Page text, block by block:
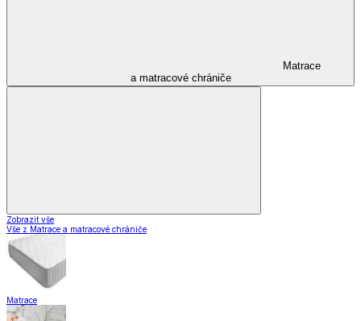
Matrace
a matracové chrániče
Zobrazit vše
Vše z Matrace a matracové chrániče
Matrace